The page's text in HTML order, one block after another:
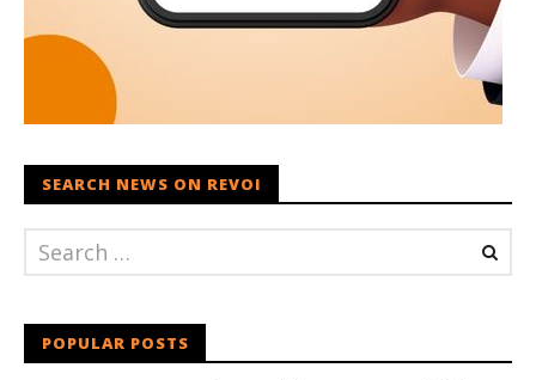
SEARCH NEWS ON REVOI
POPULAR POSTS